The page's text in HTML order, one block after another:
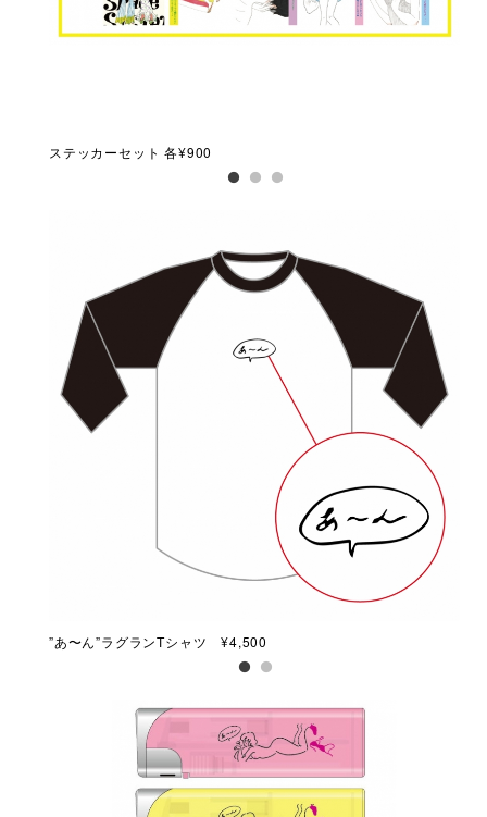
ステッカーセット 各¥900
”あ〜ん”ラグランTシャツ ¥4,500